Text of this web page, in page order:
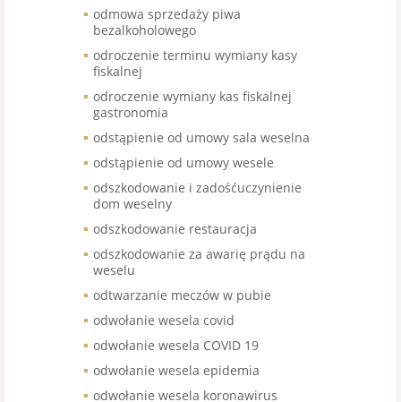
odmowa sprzedaży piwa
bezalkoholowego
odroczenie terminu wymiany kasy
fiskalnej
odroczenie wymiany kas fiskalnej
gastronomia
odstąpienie od umowy sala weselna
odstąpienie od umowy wesele
odszkodowanie i zadośćuczynienie
dom weselny
odszkodowanie restauracja
odszkodowanie za awarię prądu na
weselu
odtwarzanie meczów w pubie
odwołanie wesela covid
odwołanie wesela COVID 19
odwołanie wesela epidemia
odwołanie wesela koronawirus